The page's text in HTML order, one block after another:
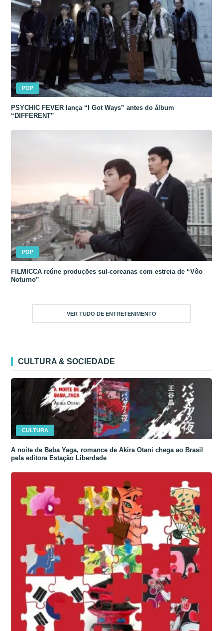
POP
PSYCHIC FEVER lança “I Got Ways” antes do álbum
“DIFFERENT”
POP
FILMICCA reúne produções sul-coreanas com estreia de “Vôo
Noturno”
VER TUDO DE ENTRETENIMENTO
CULTURA & SOCIEDADE
CULTURA
A noite de Baba Yaga, romance de Akira Otani chega ao Brasil
pela editora Estação Liberdade